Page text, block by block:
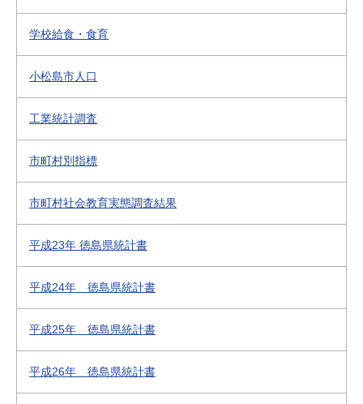
学校給食・食育
小松島市人口
工業統計調査
市町村別指標
市町村社会教育実態調査結果
平成23年 徳島県統計書
平成24年 徳島県統計書
平成25年 徳島県統計書
平成26年 徳島県統計書